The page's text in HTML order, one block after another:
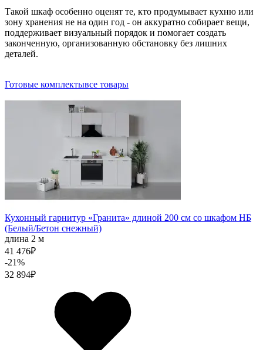
Такой шкаф особенно оценят те, кто продумывает кухню или
зону хранения не на один год - он аккуратно собирает вещи,
поддерживает визуальный порядок и помогает создать
законченную, организованную обстановку без лишних
деталей.
Готовые комплектывсе товары
Кухонный гарнитур «Гранита» длиной 200 см со шкафом НБ
(Белый/Бетон снежный)
длина 2 м
41 476₽
-21%
32 894₽